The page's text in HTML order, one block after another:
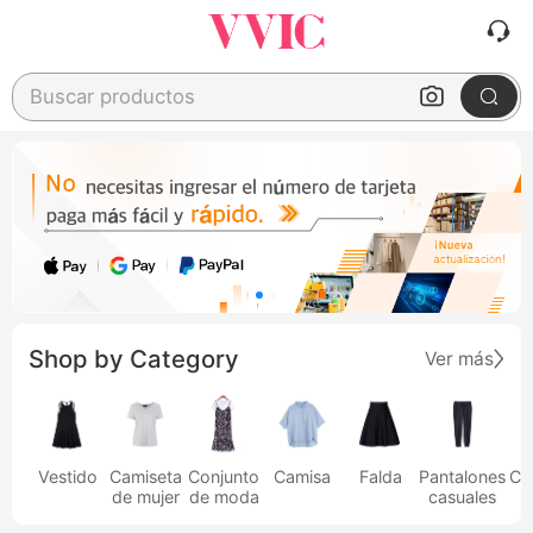
Buscar productos
Shop by Category Ver más
Vestido
Camiseta
de mujer
Conjunto
de moda
Camisa Falda
Pantalones
casuales